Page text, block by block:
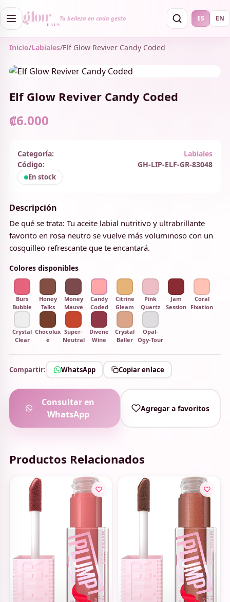
Tu belleza en cada gesto ES EN
Inicio/Labiales/Elf Glow Reviver Candy Coded
Elf Glow Reviver Candy Coded
₡6.000
Categoría:
Labiales
Código:
GH-LIP-ELF-GR-83048
En stock
Descripción
De qué se trata: Tu aceite labial nutritivo y ultrabrillante
favorito en rosa neutro se vuelve más voluminoso con un
cosquilleo refrescante que te encantará.
Colores disponibles
Burs
Bubble
Honey
Talks
Money
Mauve
Candy
Coded
Citrine
Gleam
Pink
Quartz
Jam
Session
Coral
Fixation
Crystal
Clear
Chocolux
e
Super-
Neutral
Divene
Wine
Crystal
Baller
Opal-
Ogy-Tour
Compartir: WhatsApp Copiar enlace
Consultar en
WhatsApp
Agregar a favoritos
Productos Relacionados